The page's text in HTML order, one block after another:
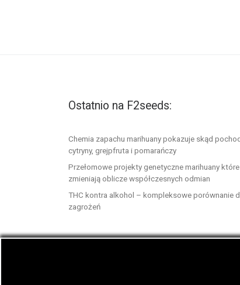
Ostatnio na F2seeds:
Chemia zapachu marihuany pokazuje skąd
cytryny, grejpfruta i pomarańczy
Przełomowe projekty genetyczne marihuany które
zmieniają oblicze współczesnych odmian
THC kontra alkohol – kompleksowe porównanie
zagrożeń